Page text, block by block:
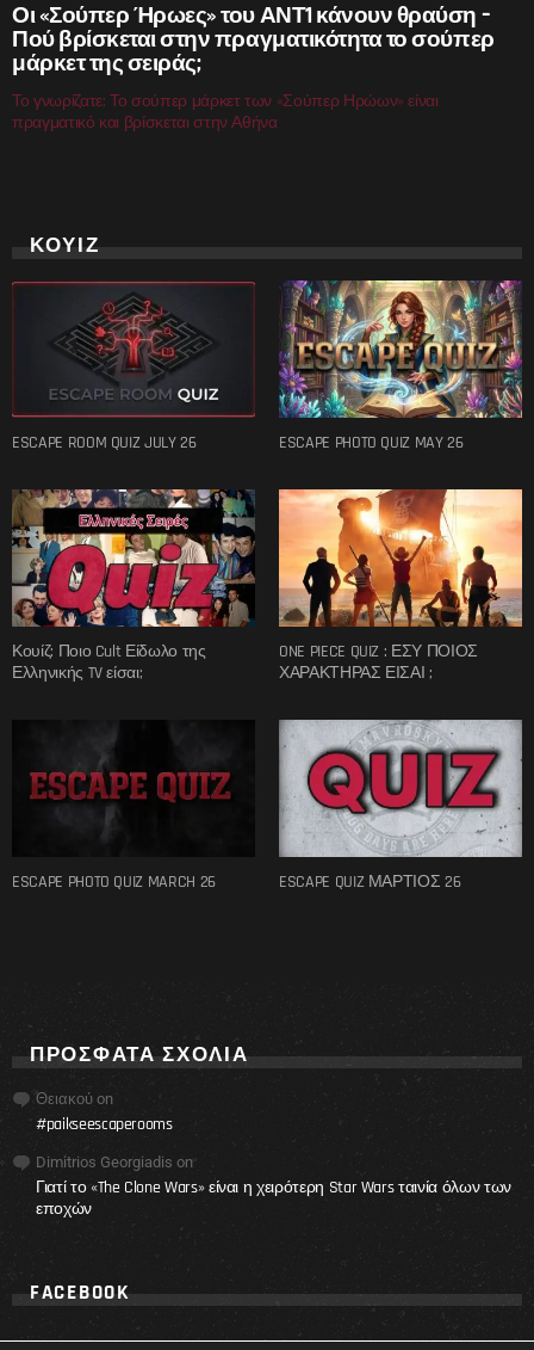
Οι «Σούπερ Ήρωες» του ΑΝΤ1 κάνουν θραύση –
Πού βρίσκεται στην πραγματικότητα το σούπερ
μάρκετ της σειράς;
Το γνωρίζατε; Το σούπερ μάρκετ των «Σούπερ Ηρώων» είναι
πραγματικό και βρίσκεται στην Αθήνα
ΚΟΥΙΖ
ESCAPE ROOM QUIZ JULY 26 ESCAPE PHOTO QUIZ MAY 26
Κουίζ: Ποιο Cult Είδωλο της
Ελληνικής TV είσαι;
ONE PIECE QUIZ : ΕΣΥ ΠΟΙΟΣ
ΧΑΡΑΚΤΗΡΑΣ ΕΙΣΑΙ ;
ESCAPE PHOTO QUIZ MARCH 26 ESCAPE QUIZ ΜΑΡΤΙΟΣ 26
ΠΡΌΣΦΑΤΑ ΣΧΌΛΙΑ
Θειακού on
#paikseescaperooms
Dimitrios Georgiadis on
Γιατί το «The Clone Wars» είναι η χειρότερη Star Wars ταινία όλων των
εποχών
FACEBOOK